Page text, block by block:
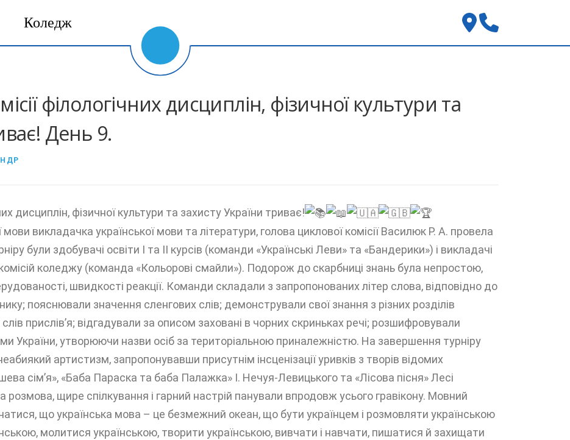
Коледж
філологічних дисциплін, фізичної культури та
День 9.
дисциплін, фізичної культури та захисту України триває!
викладачка української мови та літератури, голова циклової комісії Василюк Р. А. провела
були здобувачі освіти І та ІІ курсів (команди «Українські Леви» та «Бандерики») і викладачі
коледжу (команда «Кольорові смайли»). Подорож до скарбниці знань була непростою,
швидкості реакції. Команди складали з запропонованих літер слова, відповідно до
пояснювали значення сленгових слів; демонстрували свої знання з різних розділів
прислів’я; відгадували за описом заховані в чорних скриньках речі; розшифровували
України, утворюючи назви осіб за територіальною приналежністю. На завершення турніру
артистизм, запропонувавши присутнім інсценізації уривків з творів відомих
сімʼя», «Баба Параска та баба Палажка» І. Нечуя-Левицького та «Лісова пісня» Лесі
розмова, щире спілкування і гарний настрій панували впродовж усього гравікону. Мовний
що українська мова – це безмежний океан, що бути українцем і розмовляти українською
молитися українською, творити українською, вивчати і навчати, пишатися й захищати